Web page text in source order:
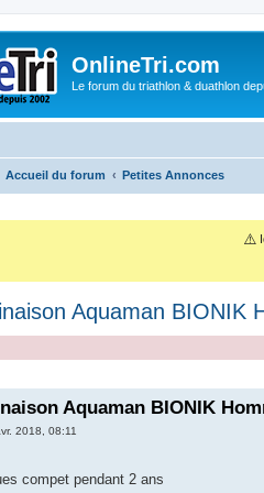
OnlineTri.com
Le forum du triathlon & duathlon
Accueil du forum Petites Annonces
⚠️
Aquaman BIONIK
Aquaman BIONIK
2018, 08:11
compet pendant 2 ans